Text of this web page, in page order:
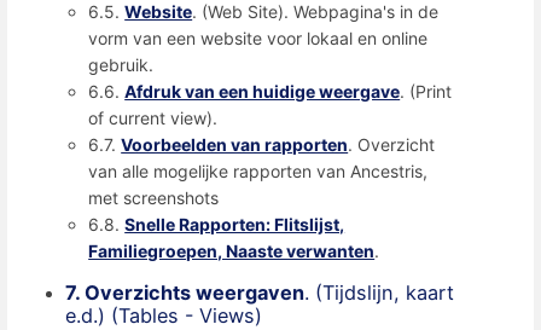
6.5.Website. (Web Site). Webpagina's in de
vorm van een website voor lokaal en online
gebruik.
6.6.Afdruk van een huidige weergave. (Print
of current view).
6.7.Voorbeelden van rapporten. Overzicht
van alle mogelijke rapporten van Ancestris,
met screenshots
6.8.Snelle Rapporten: Flitslijst,
Familiegroepen, Naaste verwanten.
7. Overzichts weergaven. (Tijdslijn, kaart
e.d.) (Tables - Views)